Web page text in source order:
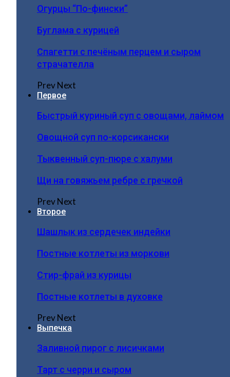
Огурцы “По-фински”
Буглама с курицей
Спагетти с печёным перцем и сыром
страчателла
PrevNext
Первое
Быстрый куриный суп с овощами, лаймом
Овощной суп по-корсикански
Тыквенный суп-пюре с халуми
Щи на говяжьем ребре с гречкой
PrevNext
Второе
Шашлык из сердечек индейки
Постные котлеты из моркови
Стир-фрай из курицы
Постные котлеты в духовке
PrevNext
Выпечка
Заливной пирог с лисичками
Тарт с черри и сыром